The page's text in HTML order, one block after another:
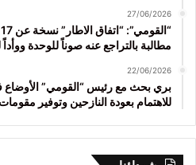
27/06/2026
مطالبة بالتراجع عنه صوناً للوحدة ووأداً
22/06/2026
بري بحث مع رئيس “القومي” الأوضاع
للاهتمام بعودة النازحين وتوفير